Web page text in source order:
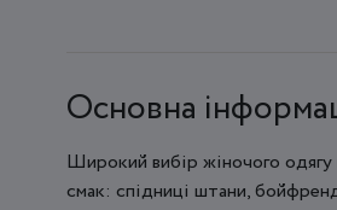
Основна
Широкий вибір жіночого одягу
смак: спідниці штани,